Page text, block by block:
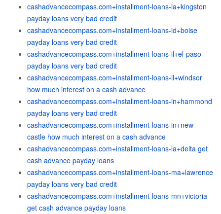
cashadvancecompass.com+installment-loans-ia+kingston
payday loans very bad credit
cashadvancecompass.com+installment-loans-id+boise
payday loans very bad credit
cashadvancecompass.com+installment-loans-il+el-paso
payday loans very bad credit
cashadvancecompass.com+installment-loans-il+windsor
how much interest on a cash advance
cashadvancecompass.com+installment-loans-in+hammond
payday loans very bad credit
cashadvancecompass.com+installment-loans-in+new-
castle how much interest on a cash advance
cashadvancecompass.com+installment-loans-la+delta get
cash advance payday loans
cashadvancecompass.com+installment-loans-ma+lawrence
payday loans very bad credit
cashadvancecompass.com+installment-loans-mn+victoria
get cash advance payday loans